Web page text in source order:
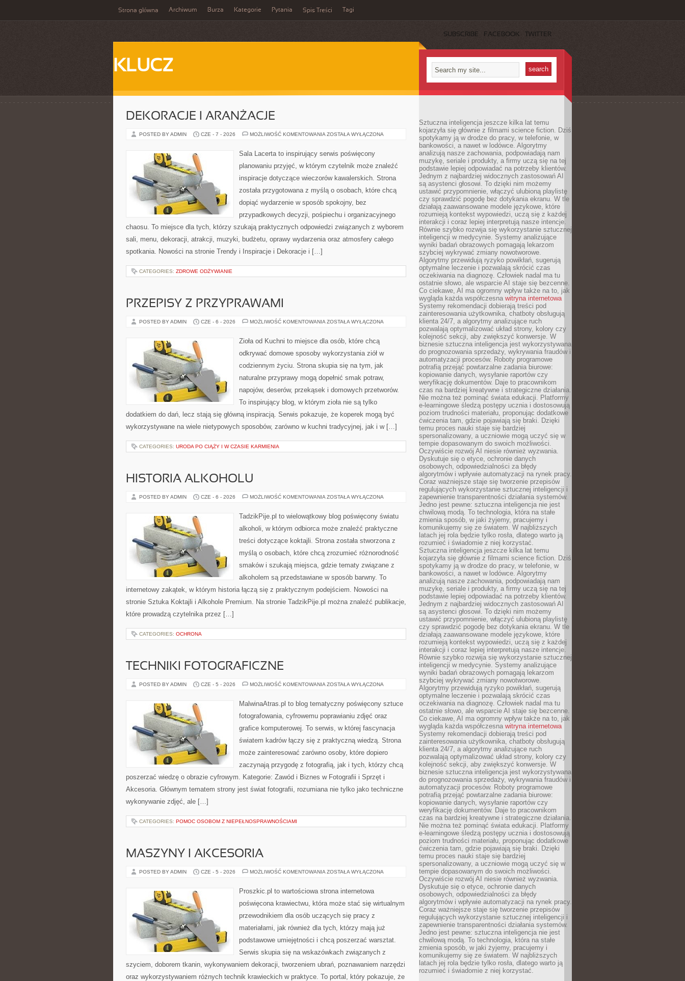
Strona główna Archiwum Burza Kategorie Pytania Spis Treści Tagi
SUBSCRIBE FACEBOOK TWITTER
KLUCZ
DEKORACJE I ARANŻACJE
POSTED BY ADMIN CZE - 7 - 2026 MOŻLIWOŚĆ KOMENTOWANIA DEKORACJE
ZOSTAŁA WYŁĄCZONA
Sala Lacerta to inspirujący serwis poświęcony
planowaniu przyjęć, w którym czytelnik może znaleźć
inspiracje dotyczące wieczorów kawalerskich. Strona
została przygotowana z myślą o osobach, które chcą
dopiąć wydarzenie w sposób spokojny, bez
przypadkowych decyzji, pośpiechu i organizacyjnego
chaosu. To miejsce dla tych, którzy szukają praktycznych odpowiedzi związanych z wyborem
sali, menu, dekoracji, atrakcji, muzyki, budżetu, oprawy wydarzenia oraz atmosfery całego
spotkania. Nowości na stronie Trendy i Inspiracje i Dekoracje i […]
CATEGORIES: ZDROWE ODŻYWIANIE
PRZEPISY Z PRZYPRAWAMI
POSTED BY ADMIN CZE - 6 - 2026 MOŻLIWOŚĆ KOMENTOWANIA PRZEPISY
ZOSTAŁA WYŁĄCZONA
Zioła od Kuchni to miejsce dla osób, które chcą
odkrywać domowe sposoby wykorzystania ziół w
codziennym życiu. Strona skupia się na tym, jak
naturalne przyprawy mogą dopełnić smak potraw,
napojów, deserów, przekąsek i domowych przetworów.
To inspirujący blog, w którym zioła nie są tylko
dodatkiem do dań, lecz stają się główną inspiracją. Serwis pokazuje, że koperek mogą być
wykorzystywane na wiele nietypowych sposobów, zarówno w kuchni tradycyjnej, jak i w […]
CATEGORIES: URODA PO CIĄŻY I W CZASIE KARMIENIA
HISTORIA ALKOHOLU
POSTED BY ADMIN CZE - 6 - 2026 MOŻLIWOŚĆ KOMENTOWANIA HISTORIA
ZOSTAŁA WYŁĄCZONA
TadzikPije.pl to wielowątkowy blog poświęcony światu
alkoholi, w którym odbiorca może znaleźć praktyczne
treści dotyczące koktajli. Strona została stworzona z
myślą o osobach, które chcą zrozumieć różnorodność
smaków i szukają miejsca, gdzie tematy związane z
alkoholem są przedstawiane w sposób barwny. To
internetowy zakątek, w którym historia łączą się z praktycznym podejściem. Nowości na
stronie Sztuka Koktajli i Alkohole Premium. Na stronie TadzikPije.pl można znaleźć publikacje,
które prowadzą czytelnika przez […]
CATEGORIES: OCHRONA
TECHNIKI FOTOGRAFICZNE
POSTED BY ADMIN CZE - 5 - 2026 MOŻLIWOŚĆ KOMENTOWANIA TECHNIKI
ZOSTAŁA WYŁĄCZONA
MalwinaAtras.pl to blog tematyczny poświęcony sztuce
fotografowania, cyfrowemu poprawianiu zdjęć oraz
grafice komputerowej. To serwis, w której fascynacja
światem kadrów łączy się z praktyczną wiedzą. Strona
może zainteresować zarówno osoby, które dopiero
zaczynają przygodę z fotografią, jak i tych, którzy chcą
poszerzać wiedzę o obrazie cyfrowym. Kategorie: Zawód i Biznes w Fotografii i Sprzęt i
Akcesoria. Głównym tematem strony jest świat fotografii, rozumiana nie tylko jako techniczne
wykonywanie zdjęć, ale […]
CATEGORIES: POMOC OSOBOM Z NIEPEŁNOSPRAWNOŚCIAMI
MASZYNY I AKCESORIA
POSTED BY ADMIN CZE - 5 - 2026 MOŻLIWOŚĆ KOMENTOWANIA MASZYNY
ZOSTAŁA WYŁĄCZONA
Proszkic.pl to wartościowa strona internetowa
poświęcona krawiectwu, która może stać się wirtualnym
przewodnikiem dla osób uczących się pracy z
materiałami, jak również dla tych, którzy mają już
podstawowe umiejętności i chcą poszerzać warsztat.
Serwis skupia się na wskazówkach związanych z
szyciem, doborem tkanin, wykonywaniem dekoracji, tworzeniem ubrań, poznawaniem narzędzi
oraz wykorzystywaniem różnych technik krawieckich w praktyce. To portal, który pokazuje, że
Sztuczna inteligencja jeszcze kilka lat temu
kojarzyła się głównie z filmami science fiction. Dziś
spotykamy ją w drodze do pracy, w telefonie, w
bankowości, a nawet w lodówce. Algorytmy
analizują nasze zachowania, podpowiadają nam
muzykę, seriale i produkty, a firmy uczą się na tej
podstawie lepiej odpowiadać na potrzeby klientów.
Jednym z najbardziej widocznych zastosowań AI
są asystenci głosowi. To dzięki nim możemy
ustawić przypomnienie, włączyć ulubioną playlistę
czy sprawdzić pogodę bez dotykania ekranu. W tle
działają zaawansowane modele językowe, które
rozumieją kontekst wypowiedzi, uczą się z każdej
interakcji i coraz lepiej interpretują nasze intencje.
Równie szybko rozwija się wykorzystanie sztucznej
inteligencji w medycynie. Systemy analizujące
wyniki badań obrazowych pomagają lekarzom
szybciej wykrywać zmiany nowotworowe.
Algorytmy przewidują ryzyko powikłań, sugerują
optymalne leczenie i pozwalają skrócić czas
oczekiwania na diagnozę. Człowiek nadal ma tu
ostatnie słowo, ale wsparcie AI staje się bezcenne.
Co ciekawe, AI ma ogromny wpływ także na to, jak
wygląda każda współczesna witryna internetowa
Systemy rekomendacji dobierają treści pod
zainteresowania użytkownika, chatboty obsługują
klienta 24/7, a algorytmy analizujące ruch
pozwalają optymalizować układ strony, kolory czy
kolejność sekcji, aby zwiększyć konwersje. W
biznesie sztuczna inteligencja jest wykorzystywana
do prognozowania sprzedaży, wykrywania fraudów i
automatyzacji procesów. Roboty programowe
potrafią przejąć powtarzalne zadania biurowe:
kopiowanie danych, wysyłanie raportów czy
weryfikację dokumentów. Daje to pracownikom
czas na bardziej kreatywne i strategiczne działania.
Nie można też pominąć świata edukacji. Platformy
e-learningowe śledzą postępy ucznia i dostosowują
poziom trudności materiału, proponując dodatkowe
ćwiczenia tam, gdzie pojawiają się braki. Dzięki
temu proces nauki staje się bardziej
spersonalizowany, a uczniowie mogą uczyć się w
tempie dopasowanym do swoich możliwości.
Oczywiście rozwój AI niesie również wyzwania.
Dyskutuje się o etyce, ochronie danych
osobowych, odpowiedzialności za błędy
algorytmów i wpływie automatyzacji na rynek pracy.
Coraz ważniejsze staje się tworzenie przepisów
regulujących wykorzystanie sztucznej inteligencji i
zapewnienie transparentności działania systemów.
Jedno jest pewne: sztuczna inteligencja nie jest
chwilową modą. To technologia, która na stałe
zmienia sposób, w jaki żyjemy, pracujemy i
komunikujemy się ze światem. W najbliższych
latach jej rola będzie tylko rosła, dlatego warto ją
rozumieć i świadomie z niej korzystać.
Sztuczna inteligencja jeszcze kilka lat temu
kojarzyła się głównie z filmami science fiction. Dziś
spotykamy ją w drodze do pracy, w telefonie, w
bankowości, a nawet w lodówce. Algorytmy
analizują nasze zachowania, podpowiadają nam
muzykę, seriale i produkty, a firmy uczą się na tej
podstawie lepiej odpowiadać na potrzeby klientów.
Jednym z najbardziej widocznych zastosowań AI
są asystenci głosowi. To dzięki nim możemy
ustawić przypomnienie, włączyć ulubioną playlistę
czy sprawdzić pogodę bez dotykania ekranu. W tle
działają zaawansowane modele językowe, które
rozumieją kontekst wypowiedzi, uczą się z każdej
interakcji i coraz lepiej interpretują nasze intencje.
Równie szybko rozwija się wykorzystanie sztucznej
inteligencji w medycynie. Systemy analizujące
wyniki badań obrazowych pomagają lekarzom
szybciej wykrywać zmiany nowotworowe.
Algorytmy przewidują ryzyko powikłań, sugerują
optymalne leczenie i pozwalają skrócić czas
oczekiwania na diagnozę. Człowiek nadal ma tu
ostatnie słowo, ale wsparcie AI staje się bezcenne.
Co ciekawe, AI ma ogromny wpływ także na to, jak
wygląda każda współczesna witryna internetowa
Systemy rekomendacji dobierają treści pod
zainteresowania użytkownika, chatboty obsługują
klienta 24/7, a algorytmy analizujące ruch
pozwalają optymalizować układ strony, kolory czy
kolejność sekcji, aby zwiększyć konwersje. W
biznesie sztuczna inteligencja jest wykorzystywana
do prognozowania sprzedaży, wykrywania fraudów i
automatyzacji procesów. Roboty programowe
potrafią przejąć powtarzalne zadania biurowe:
kopiowanie danych, wysyłanie raportów czy
weryfikację dokumentów. Daje to pracownikom
czas na bardziej kreatywne i strategiczne działania.
Nie można też pominąć świata edukacji. Platformy
e-learningowe śledzą postępy ucznia i dostosowują
poziom trudności materiału, proponując dodatkowe
ćwiczenia tam, gdzie pojawiają się braki. Dzięki
temu proces nauki staje się bardziej
spersonalizowany, a uczniowie mogą uczyć się w
tempie dopasowanym do swoich możliwości.
Oczywiście rozwój AI niesie również wyzwania.
Dyskutuje się o etyce, ochronie danych
osobowych, odpowiedzialności za błędy
algorytmów i wpływie automatyzacji na rynek pracy.
Coraz ważniejsze staje się tworzenie przepisów
regulujących wykorzystanie sztucznej inteligencji i
zapewnienie transparentności działania systemów.
Jedno jest pewne: sztuczna inteligencja nie jest
chwilową modą. To technologia, która na stałe
zmienia sposób, w jaki żyjemy, pracujemy i
komunikujemy się ze światem. W najbliższych
latach jej rola będzie tylko rosła, dlatego warto ją
rozumieć i świadomie z niej korzystać.